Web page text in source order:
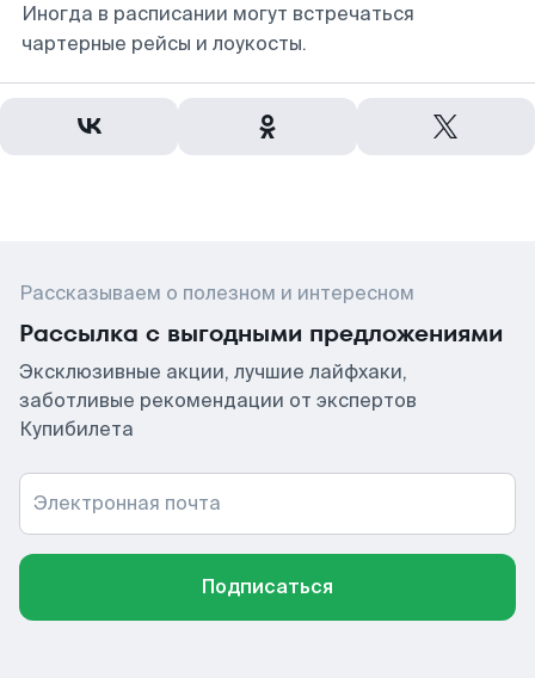
Иногда в расписании могут встречаться
чартерные рейсы и лоукосты.
Рассказываем о полезном и интересном
Рассылка с выгодными предложениями
Эксклюзивные акции, лучшие лайфхаки,
заботливые рекомендации от экспертов
Купибилета
Электронная почта
Подписаться